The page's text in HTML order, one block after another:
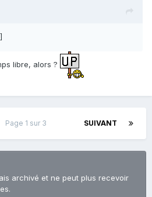
libre, alors ?
SUIVANT
Page 1 sur 3
archivé et ne peut plus recevoir